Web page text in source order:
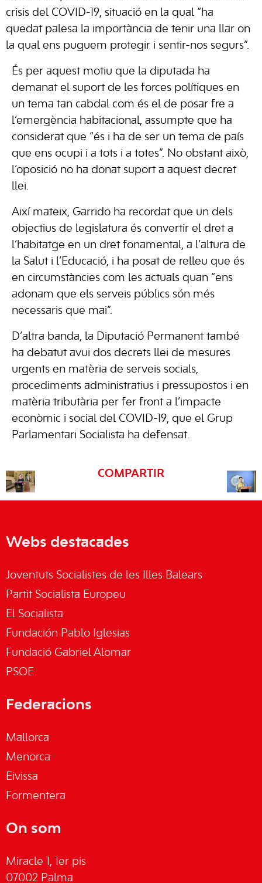
crisis del COVID-19, situació en la qual “ha
quedat palesa la importància de tenir una llar on
la qual ens puguem protegir i sentir-nos segurs”.
És per aquest motiu que la diputada ha
demanat el suport de les forces polítiques en
un tema tan cabdal com és el de posar fre a
l’emergència habitacional, assumpte que ha
considerat que “és i ha de ser un tema de país
que ens ocupi i a tots i a totes”. No obstant això,
l’oposició no ha donat suport a aquest decret
llei.
Així mateix, Garrido ha recordat que un dels
objectius de legislatura és convertir el dret a
l’habitatge en un dret fonamental, a l’altura de
la Salut i l’Educació, i ha posat de relleu que és
en circumstàncies com les actuals quan “ens
adonam que els serveis públics són més
necessaris que mai”.
D’altra banda, la Diputació Permanent també
ha debatut avui dos decrets llei de mesures
urgents en matèria de serveis socials,
procediments administratius i pressupostos i en
matèria tributària per fer front a l’impacte
econòmic i social del COVID-19, que el Grup
Parlamentari Socialista ha defensat.
COMPARTIR
Webs destacades
Joventuts Socialistes de les Illes Balears
Partit Socialista Europeu
El Socialista
Fundación Pablo Iglesias
Fundació Gabriel Alomar
PSOE
Federacions
Mallorca
Menorca
Eivissa
Formentera
On som
Miracle 1, 1er pis
07002 Palma